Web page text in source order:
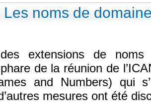
Les noms de
des extensions de
de la réunion de
and Numbers) qui
mesures ont été